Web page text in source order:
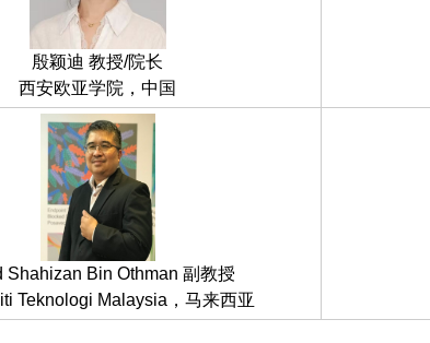
殷颖迪 教授/院长
西安欧亚学院，中国
Shahizan Bin Othman 副教授
Teknologi Malaysia，马来西亚